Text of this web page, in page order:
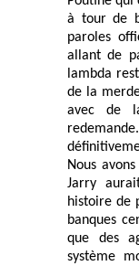
à tour de
paroles
allant de
lambda
de la
avec de
Nous
Jarry
histoire de
banques
que des
système